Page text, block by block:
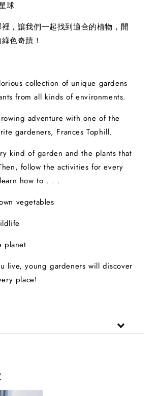
球
，讓我們一起找到適合的植物，開
色奇蹟！
collection of unique gardens
from all kinds of environments.
adventure with one of the
gardeners, Frances Tophill.
kind of garden and the plants that
follow the activities for every
how to . . .
vegetables
planet
live, young gardeners will discover
place!